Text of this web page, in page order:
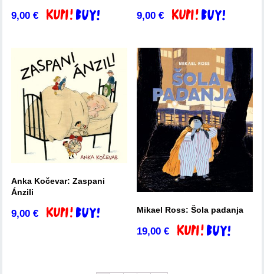
9,00€ Dodaj v košarico 9,00€ Dodaj v košarico
Anka Kočevar: Zaspani
Ánzili
9,00€ Dodaj v košarico Mikael Ross: Šola padanja
19,00€ Dodaj v košarico